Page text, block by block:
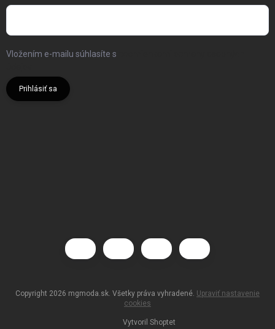
Vložením e-mailu súhlasíte s
Prihlásiť sa
Vytvoril Shoptet
Copyright 2026 mgmoda.sk. Všetky práva vyhradené. Upraviť nastavenie
cookies